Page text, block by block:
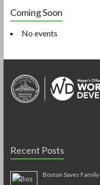
Coming Soon
No events
Recent Posts
Boston Saves